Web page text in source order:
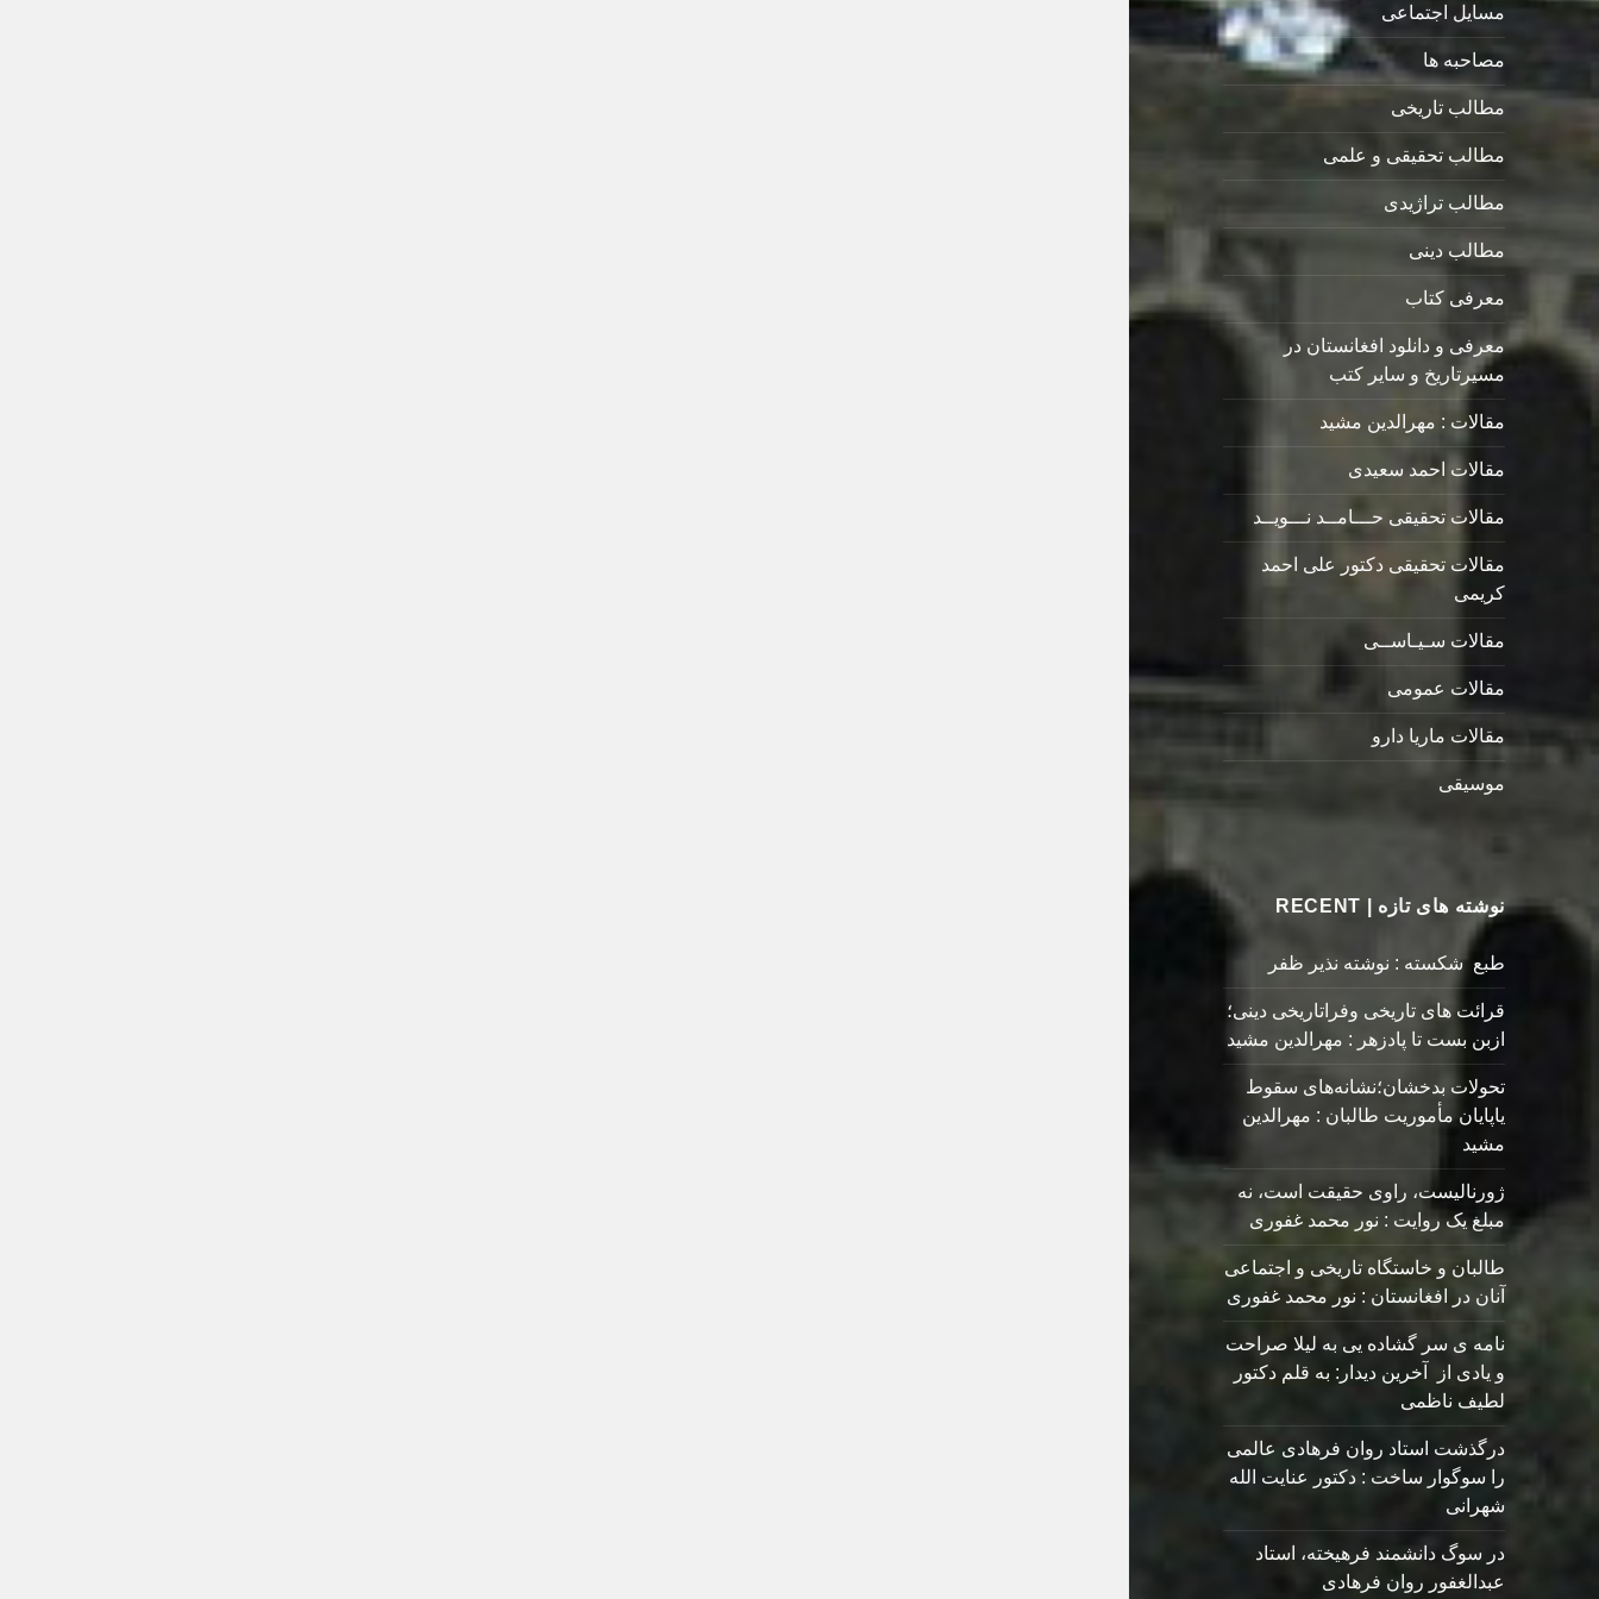
مسایل اجتماعی
مصاحبه ها
مطالب تاریخی
مطالب تحقیقی و علمی
مطالب تراژیدی
مطالب دینی
معرفی کتاب
معرفی و دانلود افغانستان در
مسیرتاریخ و سایر کتب
مقالات : مهرالدین مشید
مقالات احمد سعیدی
مقالات تحقیقی حـــامــد نـــویــد
مقالات تحقیقی دکتور علی احمد
کریمی
مقالات سـیـاســی
مقالات عمومی
مقالات ماریا دارو
موسیقی
نوشته های تازه | RECENT
طبع شکسته : نوشته نذیر ظفر
قرائت های تاریخی وفراتاریخی دینی؛
ازبن بست تا پادزهر : مهرالدین مشید
تحولات بدخشان؛نشانه‌های سقوط
یاپایان مأموریت طالبان : مهرالدین
مشید
ژورنالیست، راوی حقیقت است، نه
مبلغ یک روایت : نور محمد غفوری
طالبان و خاستگاه تاریخی و اجتماعی
آنان در افغانستان : نور محمد غفوری
نامه ی سر گشاده يی به ليلا صراحت
و یادی از آخرین دیدار: به قلم دکتور
لطیف ناظمی
درگذشت استاد روان فرهادی عالمی
را سوگوار ساخت : دکتور عنایت الله
شهرانی
در سوگ دانشمند فرهیخته، استاد
عبدالغفور روان فرهادی